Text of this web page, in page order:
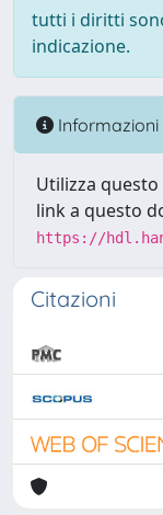
tutti i diritti
indicazione.
Informazioni
Utilizza
link a questo
https://
Citazioni